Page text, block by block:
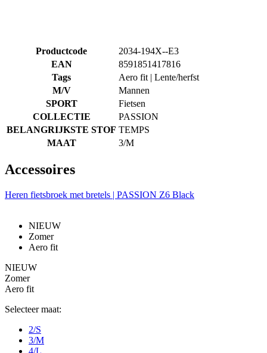
Productcode
2034-194X--E3
EAN
8591851417816
Tags
Aero fit | Lente/herfst
M/V
Mannen
SPORT
Fietsen
COLLECTIE
PASSION
BELANGRIJKSTE STOF TEMPS
MAAT
3/M
Accessoires
Heren fietsbroek met bretels | PASSION Z6 Black
NIEUW
Zomer
Aero fit
NIEUW
Zomer
Aero fit
Selecteer maat:
2/S
3/M